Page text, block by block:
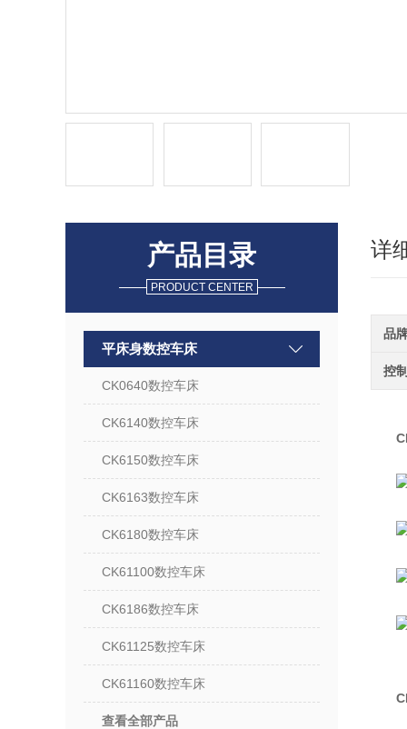
产品目录
PRODUCT CENTER
平床身数控车床
CK0640数控车床
CK6140数控车床
CK6150数控车床
CK6163数控车床
CK6180数控车床
CK61100数控车床
CK6186数控车床
CK61125数控车床
CK61160数控车床
查看全部产品
详
品
控